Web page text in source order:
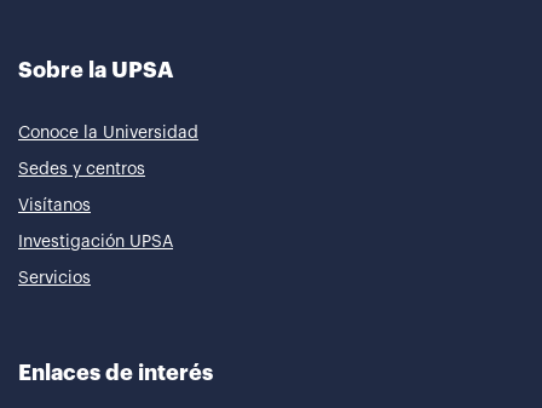
Sobre la UPSA
Conoce la Universidad
Sedes y centros
Visítanos
Investigación UPSA
Servicios
Enlaces de interés